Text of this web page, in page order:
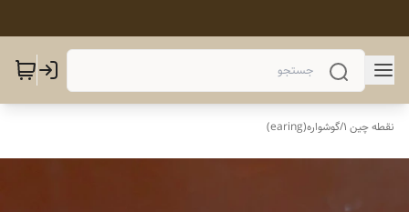
نقطه چین 1 /گوشواره(earing)